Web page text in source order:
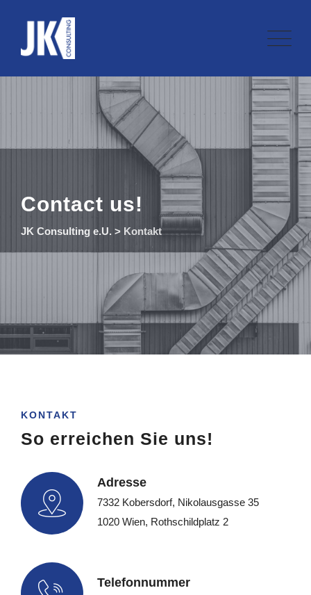
content
Contact us!
JK Consulting e.U. > Kontakt
KONTAKT
So erreichen Sie uns!
Adresse
7332 Kobersdorf, Nikolausgasse 35
1020 Wien, Rothschildplatz 2
Telefonnummer